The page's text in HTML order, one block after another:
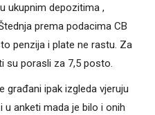
ukupnim depozitima ,
prema podacima CB
penzija i plate ne rastu. Za
su porasli za 7,5 posto.
građani ipak izgleda vjeruju
anketi mada je bilo i onih